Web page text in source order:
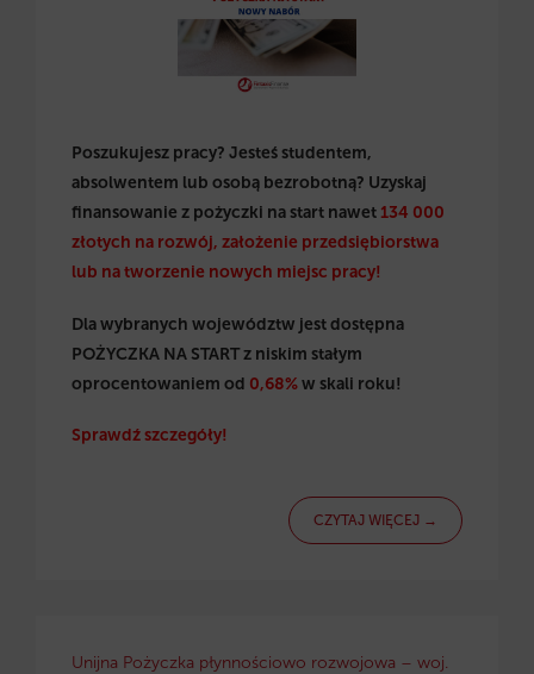
Poszukujesz pracy? Jesteś studentem,
absolwentem lub osobą bezrobotną? Uzyskaj
finansowanie z pożyczki na start nawet 134 000
złotych na rozwój, założenie przedsiębiorstwa
lub na tworzenie nowych miejsc pracy!
Dla wybranych województw jest dostępna
POŻYCZKA NA START z niskim stałym
oprocentowaniem od 0,68%w skali roku!
Sprawdź szczegóły!
CZYTAJ WIĘCEJ →
Unijna Pożyczka płynnościowo rozwojowa – woj.